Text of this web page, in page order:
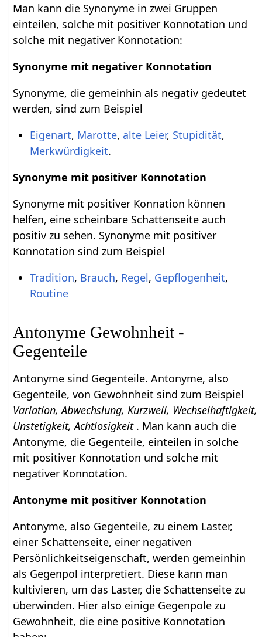
Man kann die Synonyme in zwei Gruppen
einteilen, solche mit positiver Konnotation und
solche mit negativer Konnotation:
Synonyme mit negativer Konnotation
Synonyme, die gemeinhin als negativ gedeutet
werden, sind zum Beispiel
Eigenart, Marotte, alte Leier, Stupidität,
Merkwürdigkeit.
Synonyme mit positiver Konnotation
Synonyme mit positiver Konnation können
helfen, eine scheinbare Schattenseite auch
positiv zu sehen. Synonyme mit positiver
Konnotation sind zum Beispiel
Tradition, Brauch, Regel, Gepflogenheit,
Routine
Antonyme Gewohnheit -
Gegenteile
Antonyme sind Gegenteile. Antonyme, also
Gegenteile, von Gewohnheit sind zum Beispiel
Variation, Abwechslung, Kurzweil, Wechselhaftigkeit,
Unstetigkeit, Achtlosigkeit . Man kann auch die
Antonyme, die Gegenteile, einteilen in solche
mit positiver Konnotation und solche mit
negativer Konnotation.
Antonyme mit positiver Konnotation
Antonyme, also Gegenteile, zu einem Laster,
einer Schattenseite, einer negativen
Persönlichkeitseigenschaft, werden gemeinhin
als Gegenpol interpretiert. Diese kann man
kultivieren, um das Laster, die Schattenseite zu
überwinden. Hier also einige Gegenpole zu
Gewohnheit, die eine positive Konnotation